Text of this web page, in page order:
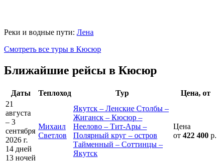
Реки и водные пути: Лена
Смотреть все туры в Кюсюр
Ближайшие рейсы в Кюсюр
Даты Теплоход Тур
Цена, от
21
августа
– 3
сентября
2026 г.
14 дней
13 ночей
Михаил
Светлов
Якутск – Ленские Столбы –
Жиганск – Кюсюр –
Неелово – Тит-Ары –
Полярный круг – остров
Тайменный – Соттинцы –
Якутск
Цена
от 422 400 р.